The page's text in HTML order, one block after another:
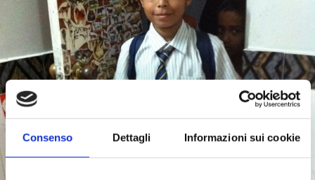
Consenso Dettagli Informazioni sui cookie